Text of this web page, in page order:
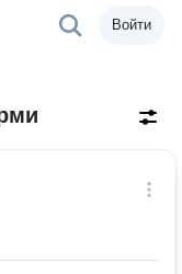
Войти